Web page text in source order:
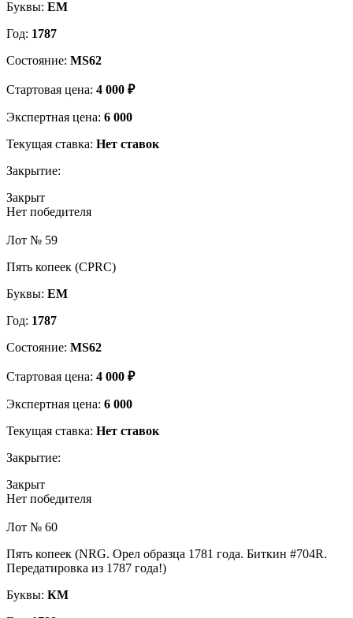
Буквы: ЕМ
Год: 1787
Состояние: MS62
Стартовая цена: 4 000 ₽
Экспертная цена: 6 000
Текущая ставка: Нет ставок
Закрытие:
Закрыт
Нет победителя
Лот № 59
Пять копеек (CPRC)
Буквы: ЕМ
Год: 1787
Состояние: MS62
Стартовая цена: 4 000 ₽
Экспертная цена: 6 000
Текущая ставка: Нет ставок
Закрытие:
Закрыт
Нет победителя
Лот № 60
Пять копеек (NRG. Орел образца 1781 года. Биткин #704R.
Передатировка из 1787 года!)
Буквы: КМ